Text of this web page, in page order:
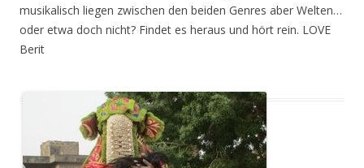
musikalisch liegen zwischen den beiden Genres aber Welten…
oder etwa doch nicht? Findet es heraus und hört rein. LOVE
Berit